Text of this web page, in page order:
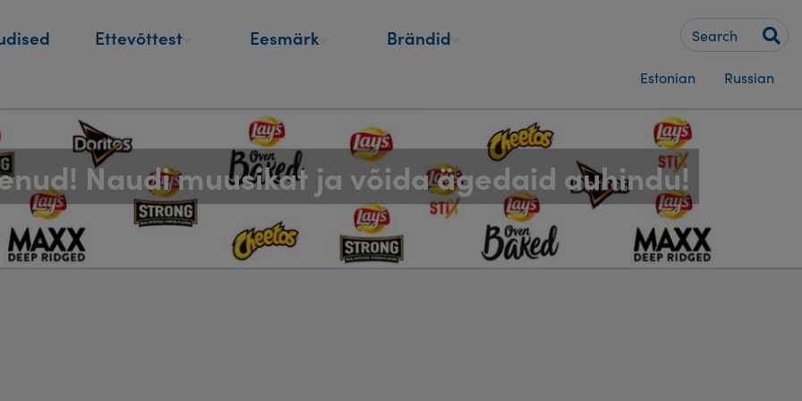
Ettevõttest Eesmärk Brändid Keywords
Estonian Russian
Naudi muusikat ja võida ägedaid auhindu!